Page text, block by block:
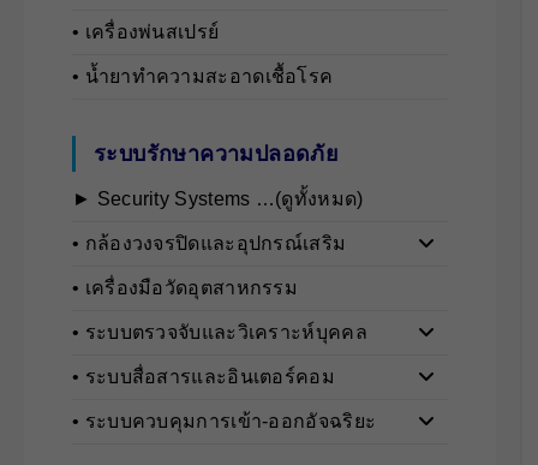
• เครื่องพ่นสเปรย์
• น้ำยาทำความสะอาดเชื้อโรค
ระบบรักษาความปลอดภัย
► Security Systems …(ดูทั้งหมด)
• กล้องวงจรปิดและอุปกรณ์เสริม
• เครื่องมือวัดอุตสาหกรรม
• ระบบตรวจจับและวิเคราะห์บุคคล
• ระบบสื่อสารและอินเตอร์คอม
• ระบบควบคุมการเข้า-ออกอัจฉริยะ